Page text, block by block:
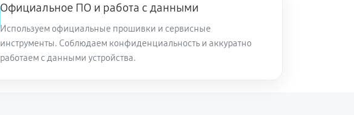
Официальное ПО и работа с данными
Используем официальные прошивки и сервисные
инструменты. Соблюдаем конфиденциальность и аккуратно
работаем с данными устройства.